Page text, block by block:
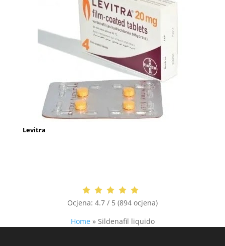
Levitra
Ocjena: 4.7 / 5 (894 ocjena)
Home» Sildenafil liquido